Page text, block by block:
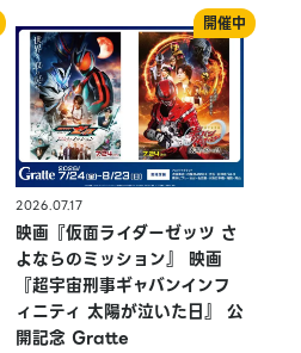
2026.07.17
映画『仮面ライダーゼッツ さ
よならのミッション』 映画
『超宇宙刑事ギャバンインフ
ィニティ 太陽が泣いた日』 公
開記念 Gratte